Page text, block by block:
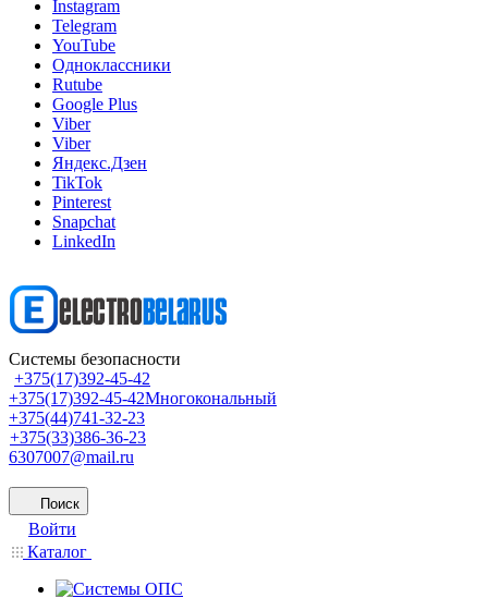
Instagram
Telegram
YouTube
Одноклассники
Rutube
Google Plus
Viber
Viber
Яндекс.Дзен
TikTok
Pinterest
Snapchat
LinkedIn
Системы безопасности
+375(17)392-45-42
+375(17)392-45-42Многокональный
+375(44)741-32-23
+375(33)386-36-23
6307007@mail.ru
Поиск
Войти
Каталог